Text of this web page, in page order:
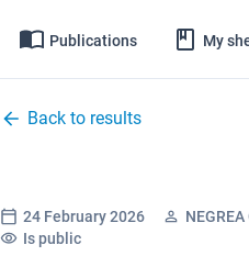
Publications My
Back to results
24 February 2026
Is public